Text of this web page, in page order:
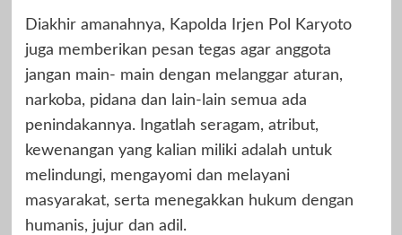
Diakhir amanahnya, Kapolda Irjen Pol Karyoto
juga memberikan pesan tegas agar anggota
jangan main- main dengan melanggar aturan,
narkoba, pidana dan lain-lain semua ada
penindakannya. Ingatlah seragam, atribut,
kewenangan yang kalian miliki adalah untuk
melindungi, mengayomi dan melayani
masyarakat, serta menegakkan hukum dengan
humanis, jujur dan adil.